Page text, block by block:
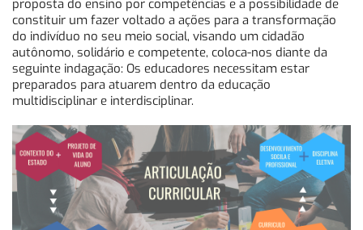
proposta do ensino por competências e a possibilidade de
constituir um fazer voltado a ações para a transformação
do indivíduo no seu meio social, visando um cidadão
autônomo, solidário e competente, coloca-nos diante da
seguinte indagação: Os educadores necessitam estar
preparados para atuarem dentro da educação
multidisciplinar e interdisciplinar.